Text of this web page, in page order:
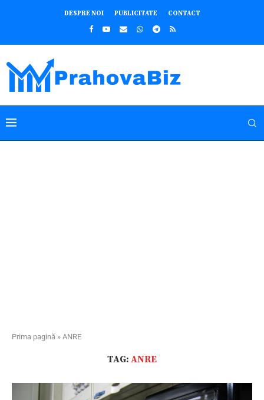
DESPRE NOI PUBLICITATE CONTACT
Prima pagină » ANRE
TAG: ANRE